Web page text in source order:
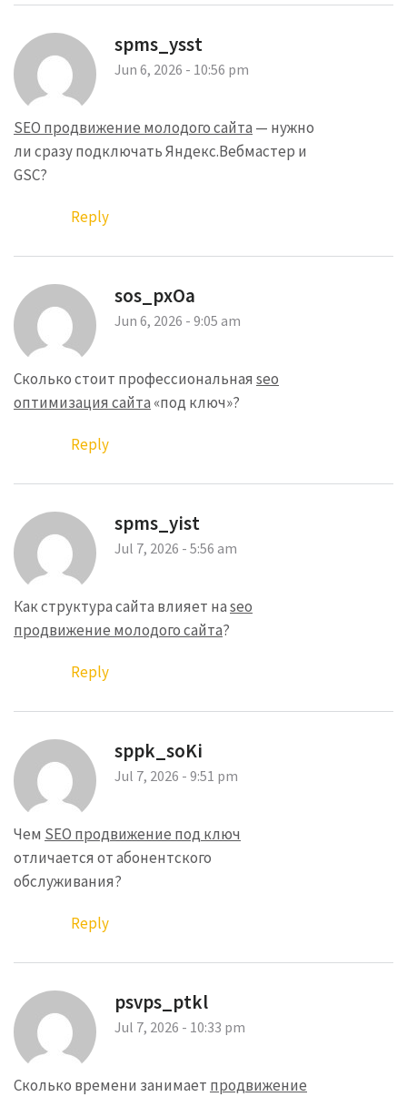
spms_ysst
Jun 6, 2026 - 10:56 pm
SEO продвижение молодого сайта — нужно
ли сразу подключать Яндекс.Вебмастер и
GSC?
Reply
sos_pxOa
Jun 6, 2026 - 9:05 am
Сколько стоит профессиональная seo
оптимизация сайта «под ключ»?
Reply
spms_yist
Jul 7, 2026 - 5:56 am
Как структура сайта влияет наseo
продвижение молодого сайта?
Reply
sppk_soKi
Jul 7, 2026 - 9:51 pm
Чем SEO продвижение под ключ
отличается от абонентского
обслуживания?
Reply
psvps_ptkl
Jul 7, 2026 - 10:33 pm
Сколько времени занимает продвижение